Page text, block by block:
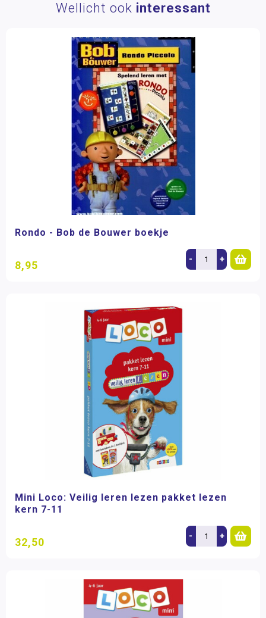
Wellicht ook interessant
Rondo - Bob de Bouwer boekje
8,95 - +
Mini Loco: Veilig leren lezen pakket lezen
kern 7-11
32,50 - +